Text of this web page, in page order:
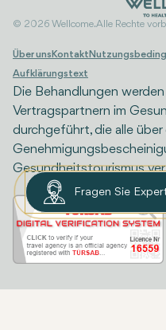
© 2026 Wellcome. Alle Rechte
Über uns Kontakt
Aufklärungstext
Die Behandlungen
Vertragspartnern im
durchgeführt, die alle über
Gesundheitstourismus
Fragen Sie